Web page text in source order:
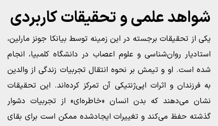
شواهد علمی و تحقیقات کاربردی
یکی از تحقیقات برجسته در این زمینه توسط بیانکا جونز مارلین،
استادیار روان‌شناسی و علوم اعصاب در دانشگاه کلمبیا، انجام
شده است. او و تیمش بر نحوه انتقال تجربیات زندگی از والدین
به فرزندان و اثرات اپی‌ژنتیکی آن تمرکز کرده‌اند. این تحقیقات
نشان می‌دهند که بدن انسان «خاطره‌ای» از تجربیات دشوار
گذشته حفظ می‌کند و تغییرات ایجادشده ممکن است برای بقای